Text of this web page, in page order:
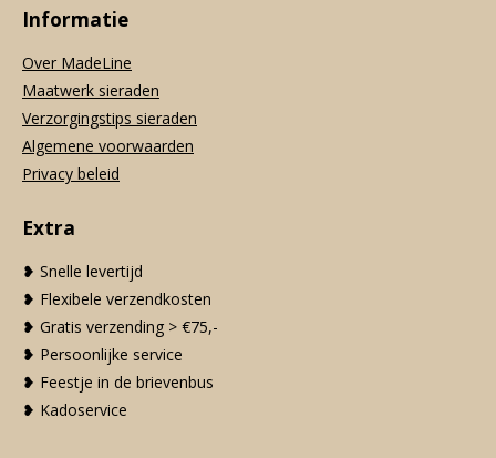
Informatie
Over MadeLine
Maatwerk sieraden
Verzorgingstips sieraden
Algemene voorwaarden
Privacy beleid
Extra
❥ Snelle levertijd
❥ Flexibele verzendkosten
❥ Gratis verzending > €75,-
❥ Persoonlijke service
❥ Feestje in de brievenbus
❥ Kadoservice